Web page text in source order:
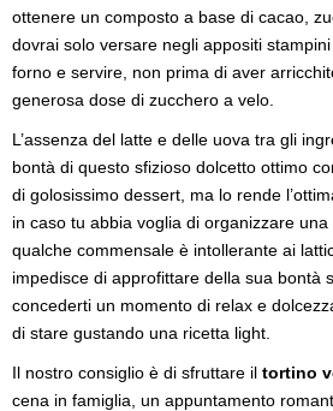
ottenere un composto a base di cacao,
dovrai solo versare negli appositi
forno e servire, non prima di aver
generosa dose di zucchero a velo.
L’assenza del latte e delle uova tra gli
bontà di questo sfizioso dolcetto ottimo
di golosissimo dessert, ma lo rende
in caso tu abbia voglia di organizzare
qualche commensale è intollerante ai
impedisce di approfittare della sua bontà
concederti un momento di relax e
di stare gustando una ricetta light.
Il nostro consiglio è di sfruttare il tortino
cena in famiglia, un appuntamento